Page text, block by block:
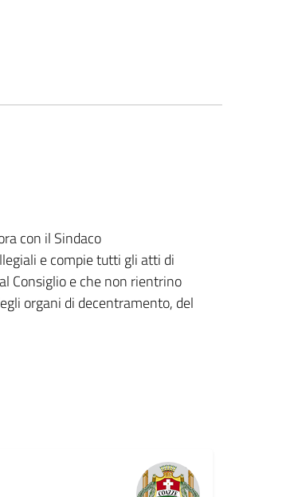
con il Sindaco
e compie tutti gli atti di
Consiglio e che non rientrino
organi di decentramento, del